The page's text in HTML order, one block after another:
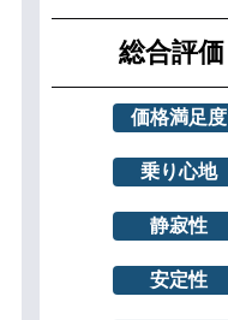
総合評価
価格満足度
乗り心地
静寂性
安定性